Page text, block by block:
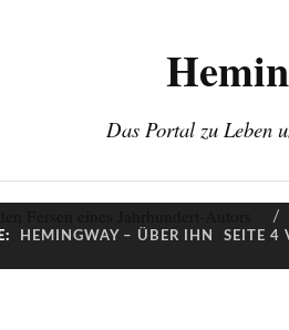
Das Portal zu Leben
HEMINGWAY – ÜBER IHN SEITE 4